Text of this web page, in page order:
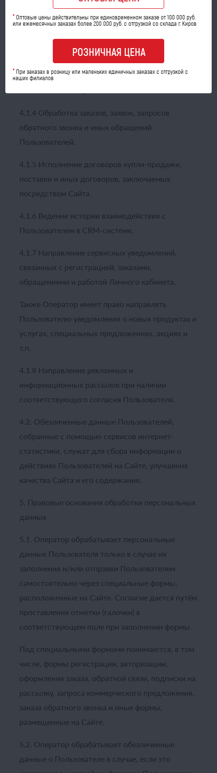
4.1.1 Регистрация Пользователя на Сайте.
4.1.2 Создание и обслуживание Личного
кабинета Пользователя.
4.1.3 Идентификация Пользователя при
4.1.4 Обработка заказов, заявок, запросов
обратного звонка и иных обращений
Пользователей.
4.1.5 Исполнение договоров купли-продажи,
поставки и иных договоров, заключаемых
посредством Сайта.
4.1.6 Ведение истории взаимодействия с
Пользователем в CRM-системе.
4.1.7 Направление сервисных уведомлений,
связанных с регистрацией, заказами,
обращениями и работой Личного кабинета.
Также Оператор имеет право направлять
Пользователю уведомления о новых продуктах и
услугах, специальных предложениях, акциях и
т.п.
4.1.8 Направление рекламных и
информационных рассылок при наличии
соответствующего согласия Пользователя.
4.2. Обезличенные данные Пользователей,
собранные с помощью сервисов интернет-
статистики, служат для сбора информации о
действиях Пользователей на Сайте, улучшения
качества Сайта и его содержания.
5. Правовые основания обработки персональных
данных
5.1. Оператор обрабатывает персональные
данные Пользователя только в случае их
заполнения и/или отправки Пользователем
самостоятельно через специальные формы,
расположенные на Сайте. Согласие дается путём
проставления отметки (галочки) в
соответствующем поле при заполнении формы.
Под специальными формами понимаются, в том
числе, формы регистрации, авторизации,
оформления заказа, обратной связи, подписки на
рассылку, запроса коммерческого предложения,
заказа обратного звонка и иные формы,
размещенные на Сайте.
5.2. Оператор обрабатывает обезличенные
данные о Пользователе в случае, если это
*Оптовые цены действительны при единовременном заказе от 100 000 руб.
или ежемесячных заказах более 200 000 руб. с отгрузкой со склада г. Киров
РОЗНИЧНАЯ ЦЕНА
* При заказах в розницу или маленьких единичных заказах с отгрузкой с
наших филиалов